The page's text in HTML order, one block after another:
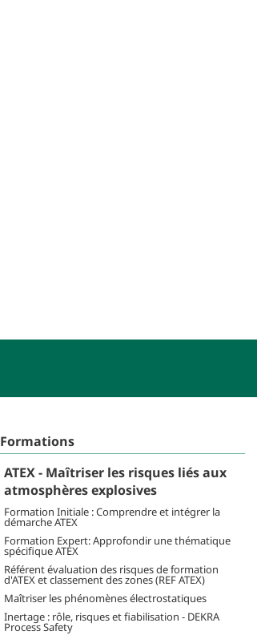
Formations
ATEX - Maîtriser les risques liés aux
atmosphères explosives
Formation Initiale : Comprendre et intégrer la
démarche ATEX
Formation Expert: Approfondir une thématique
spécifique ATEX
Référent évaluation des risques de formation
d'ATEX et classement des zones (REF ATEX)
Maîtriser les phénomènes électrostatiques
Inertage : rôle, risques et fiabilisation - DEKRA
Process Safety